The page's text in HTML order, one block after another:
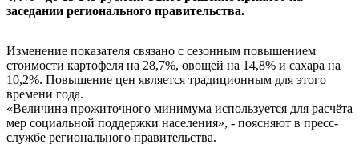
заседании регионального правительства.
Изменение показателя связано с сезонным повышением
стоимости картофеля на 28,7%, овощей на 14,8% и сахара на
10,2%. Повышение цен является традиционным для этого
времени года.
«Величина прожиточного минимума используется для расчёта
мер социальной поддержки населения», - поясняют в пресс-
службе регионального правительства.